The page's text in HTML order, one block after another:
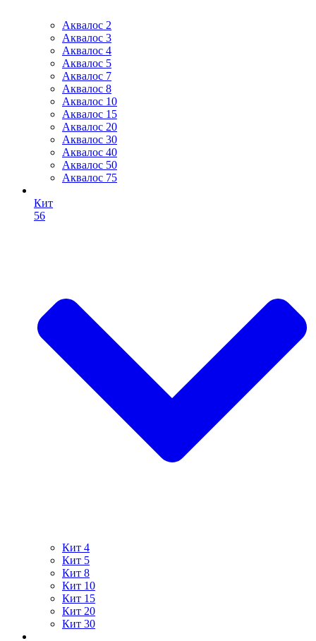
Аквалос 2
Аквалос 3
Аквалос 4
Аквалос 5
Аквалос 7
Аквалос 8
Аквалос 10
Аквалос 15
Аквалос 20
Аквалос 30
Аквалос 40
Аквалос 50
Аквалос 75
Кит
56
Кит 4
Кит 5
Кит 8
Кит 10
Кит 15
Кит 20
Кит 30